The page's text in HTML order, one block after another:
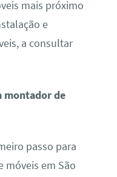
mais próximo
e
a consultar
montador de
passo para
em São